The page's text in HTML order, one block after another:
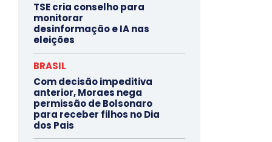
TSE cria conselho para
monitorar
desinformação e IA nas
eleições
BRASIL
Com decisão impeditiva
anterior, Moraes nega
permissão de Bolsonaro
para receber filhos no Dia
dos Pais